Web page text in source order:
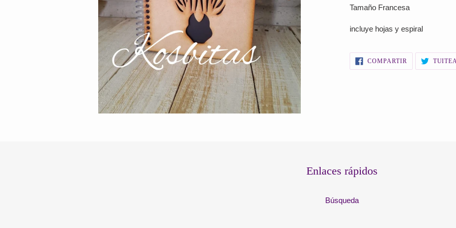
el
a
de
compra
Tamaño Francesa
incluye hojas y espiral
COMPARTIR COMPARTIR
EN
FACEBOOK
Enlaces rápidos
Búsqueda